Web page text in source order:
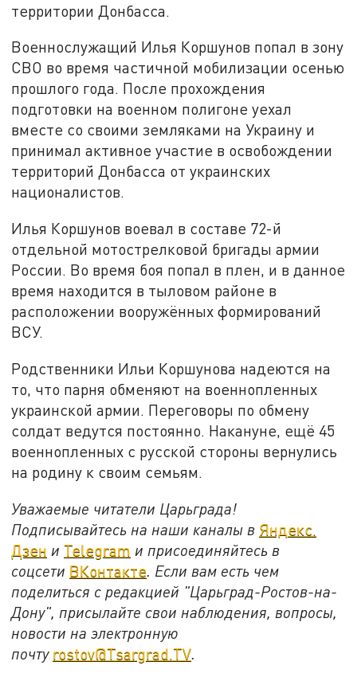
территории Донбасса.
Военнослужащий Илья Коршунов попал в зону
СВО во время частичной мобилизации осенью
прошлого года. После прохождения
подготовки на военном полигоне уехал
вместе со своими земляками на Украину и
принимал активное участие в освобождении
территорий Донбасса от украинских
националистов.
Илья Коршунов воевал в составе 72-й
отдельной мотострелковой бригады армии
России. Во время боя попал в плен, и в данное
время находится в тыловом районе в
расположении вооружённых формирований
ВСУ.
Родственники Ильи Коршунова надеются на
то, что парня обменяют на военнопленных
украинской армии. Переговоры по обмену
солдат ведутся постоянно. Накануне, ещё 45
военнопленных с русской стороны вернулись
на родину к своим семьям.
Уважаемые читатели Царьграда!
Подписывайтесь на наши каналы в Яндекс.
Дзен и Telegram и присоединяйтесь в
соцсети ВКонтакте . Если вам есть чем
поделиться с редакцией "Царьград-Ростов-на-
Дону", присылайте свои наблюдения, вопросы,
новости на электронную
почту rostov@Tsargrad.ТV